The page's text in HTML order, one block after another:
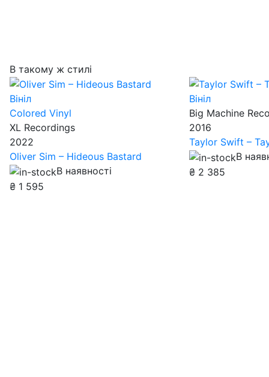
В такому ж стилі
Вініл
Colored Vinyl
XL Recordings
2022
Oliver Sim – Hideous Bastard
В наявності
₴ 1 595
Вініл
Big Machine
2016
Taylor Swift –
В
₴ 2 385